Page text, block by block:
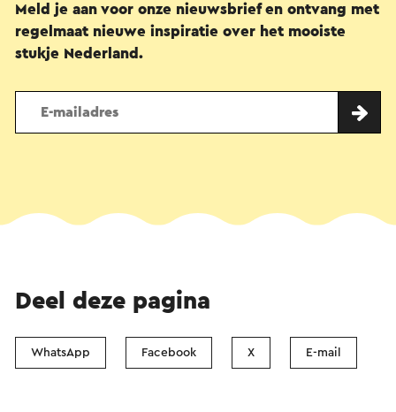
Meld je aan voor onze nieuwsbrief en ontvang met
regelmaat nieuwe inspiratie over het mooiste
stukje Nederland.
Deel deze pagina
WhatsApp Facebook X E-mail